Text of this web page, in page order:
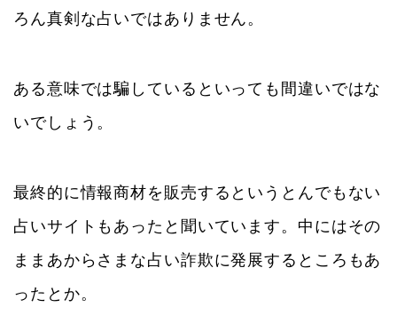
ろん真剣な占いではありません。
ある意味では騙しているといっても間違いではな
いでしょう。
最終的に情報商材を販売するというとんでもない
占いサイトもあったと聞いています。中にはその
ままあからさまな占い詐欺に発展するところもあ
ったとか。